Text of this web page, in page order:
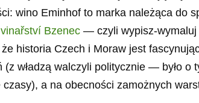
wino Eminhof to marka należąca do
Bzenec — czyli wypisz-wymaluj
historia Czech i Moraw jest
władzą walczyli politycznie — było o
czasy), a na obecności zamożnych